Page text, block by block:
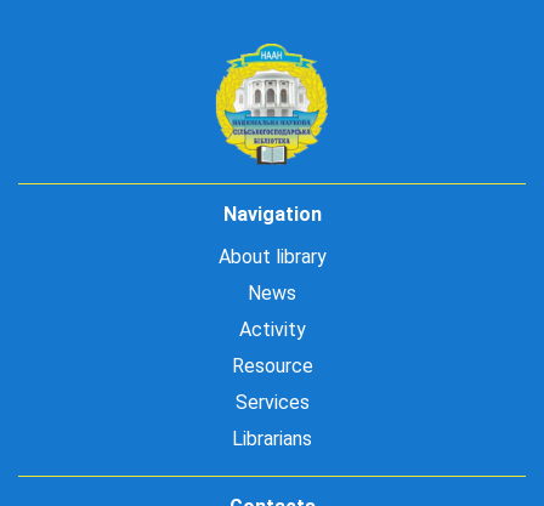
Navigation
About library
News
Activity
Resource
Services
Librarians